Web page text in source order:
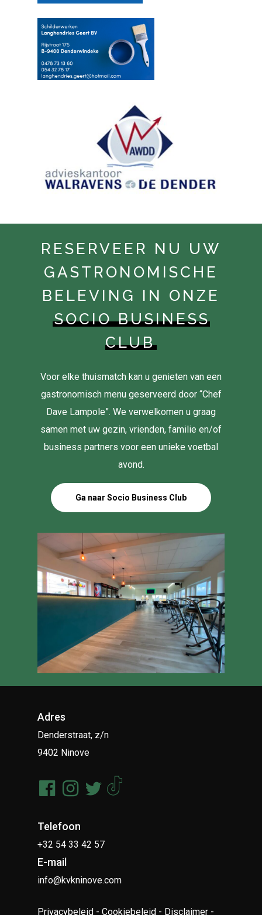
RESERVEER NU UW
GASTRONOMISCHE
BELEVING IN ONZE
SOCIO BUSINESS
CLUB
Voor elke thuismatch kan u genieten van een
gastronomisch menu geserveerd door “Chef
Dave Lampole”. We verwelkomen u graag
samen met uw gezin, vrienden, familie en/of
business partners voor een unieke voetbal
avond.
Ga naar Socio Business Club
Adres
Denderstraat, z/n
9402 Ninove
Telefoon
+32 54 33 42 57
E-mail
info@kvkninove.com
Privacybeleid -Cookiebeleid - Disclaimer -